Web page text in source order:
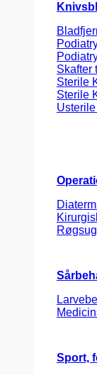
Skafter
Sterile
Sterile
Sport,